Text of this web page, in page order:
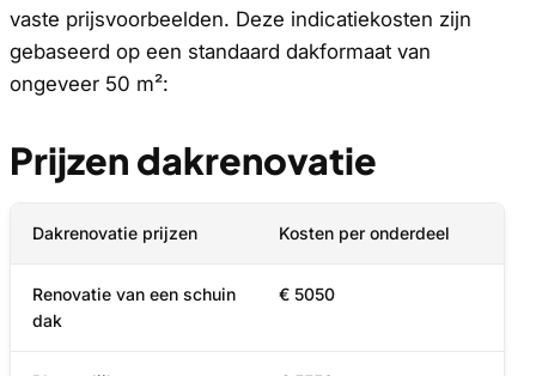
vaste prijsvoorbeelden. Deze indicatiekosten zijn
gebaseerd op een standaard dakformaat van
ongeveer 50 m²:
Prijzen dakrenovatie
Dakrenovatie prijzen Kosten per onderdeel
Renovatie van een schuin
dak
€ 5050